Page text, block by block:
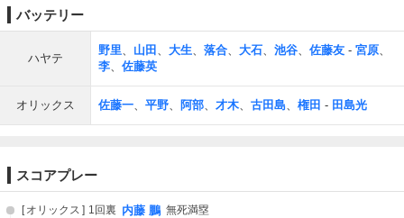
バッテリー
ハヤテ
野里、 山田 、 大生、 落合、 大石、 池谷、 佐藤友 - 宮原、
李、 佐藤英
オリックス 佐藤一、 平野、 阿部、 才木、 古田島、 権田 - 田島光
スコアプレー
オリックス 1回裏 内藤 鵬 無死満塁